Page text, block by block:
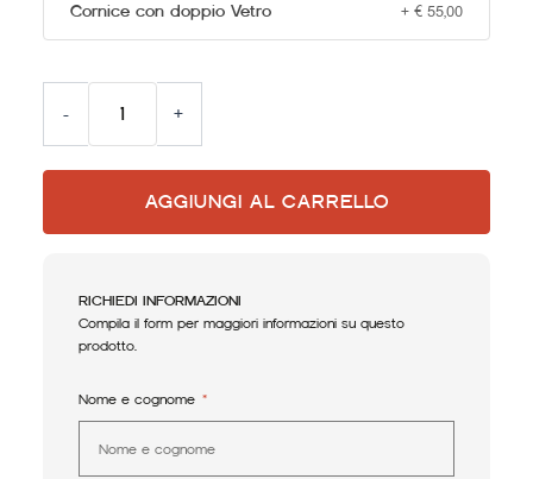
Cornice con doppio Vetro +€ 55,00
- +
AGGIUNGI AL CARRELLO
Alternative:
RICHIEDI INFORMAZIONI
Compila il form per maggiori informazioni su questo
prodotto.
Nome e cognome